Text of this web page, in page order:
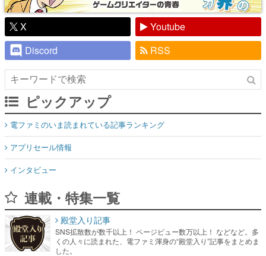
X
Youtube
Discord
RSS
ピックアップ
電ファミのいま読まれている記事ランキング
アプリセール情報
インタビュー
連載・特集一覧
殿堂入り記事
SNS拡散数が数千以上！ ページビュー数万以上！ などなど。多
くの人々に読まれた、電ファミ渾身の“殿堂入り”記事をまとめま
した。